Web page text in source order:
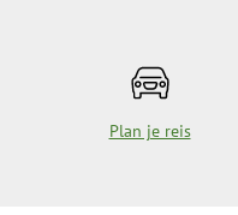
Plan je reis